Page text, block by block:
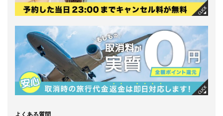
よくある質問